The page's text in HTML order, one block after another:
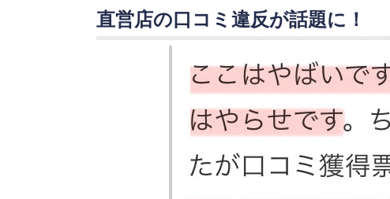
直営店の口コミ違反が話題に！